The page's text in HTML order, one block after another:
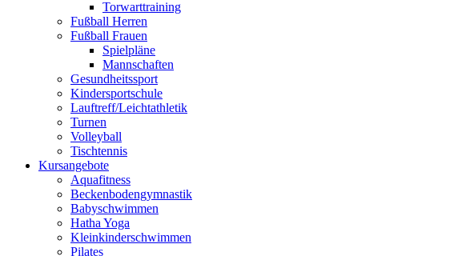
Torwarttraining
Fußball Herren
Fußball Frauen
Spielpläne
Mannschaften
Gesundheitssport
Kindersportschule
Lauftreff/Leichtathletik
Turnen
Volleyball
Tischtennis
Kursangebote
Aquafitness
Beckenbodengymnastik
Babyschwimmen
Hatha Yoga
Kleinkinderschwimmen
Pilates